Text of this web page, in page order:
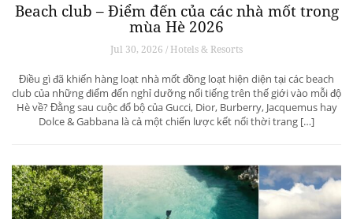
Beach club – Điểm đến của các nhà mốt trong
mùa Hè 2026
Jul 30, 2026 / Hotels & Resorts
Điều gì đã khiến hàng loạt nhà mốt đồng loạt hiện diện tại các beach
club của những điểm đến nghỉ dưỡng nổi tiếng trên thế giới vào mỗi độ
Hè về? Đằng sau cuộc đổ bộ của Gucci, Dior, Burberry, Jacquemus hay
Dolce & Gabbana là cả một chiến lược kết nối thời trang […]